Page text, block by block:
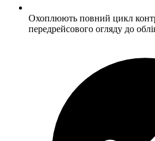
Охоплюють повний цикл
передрейсового огляду до